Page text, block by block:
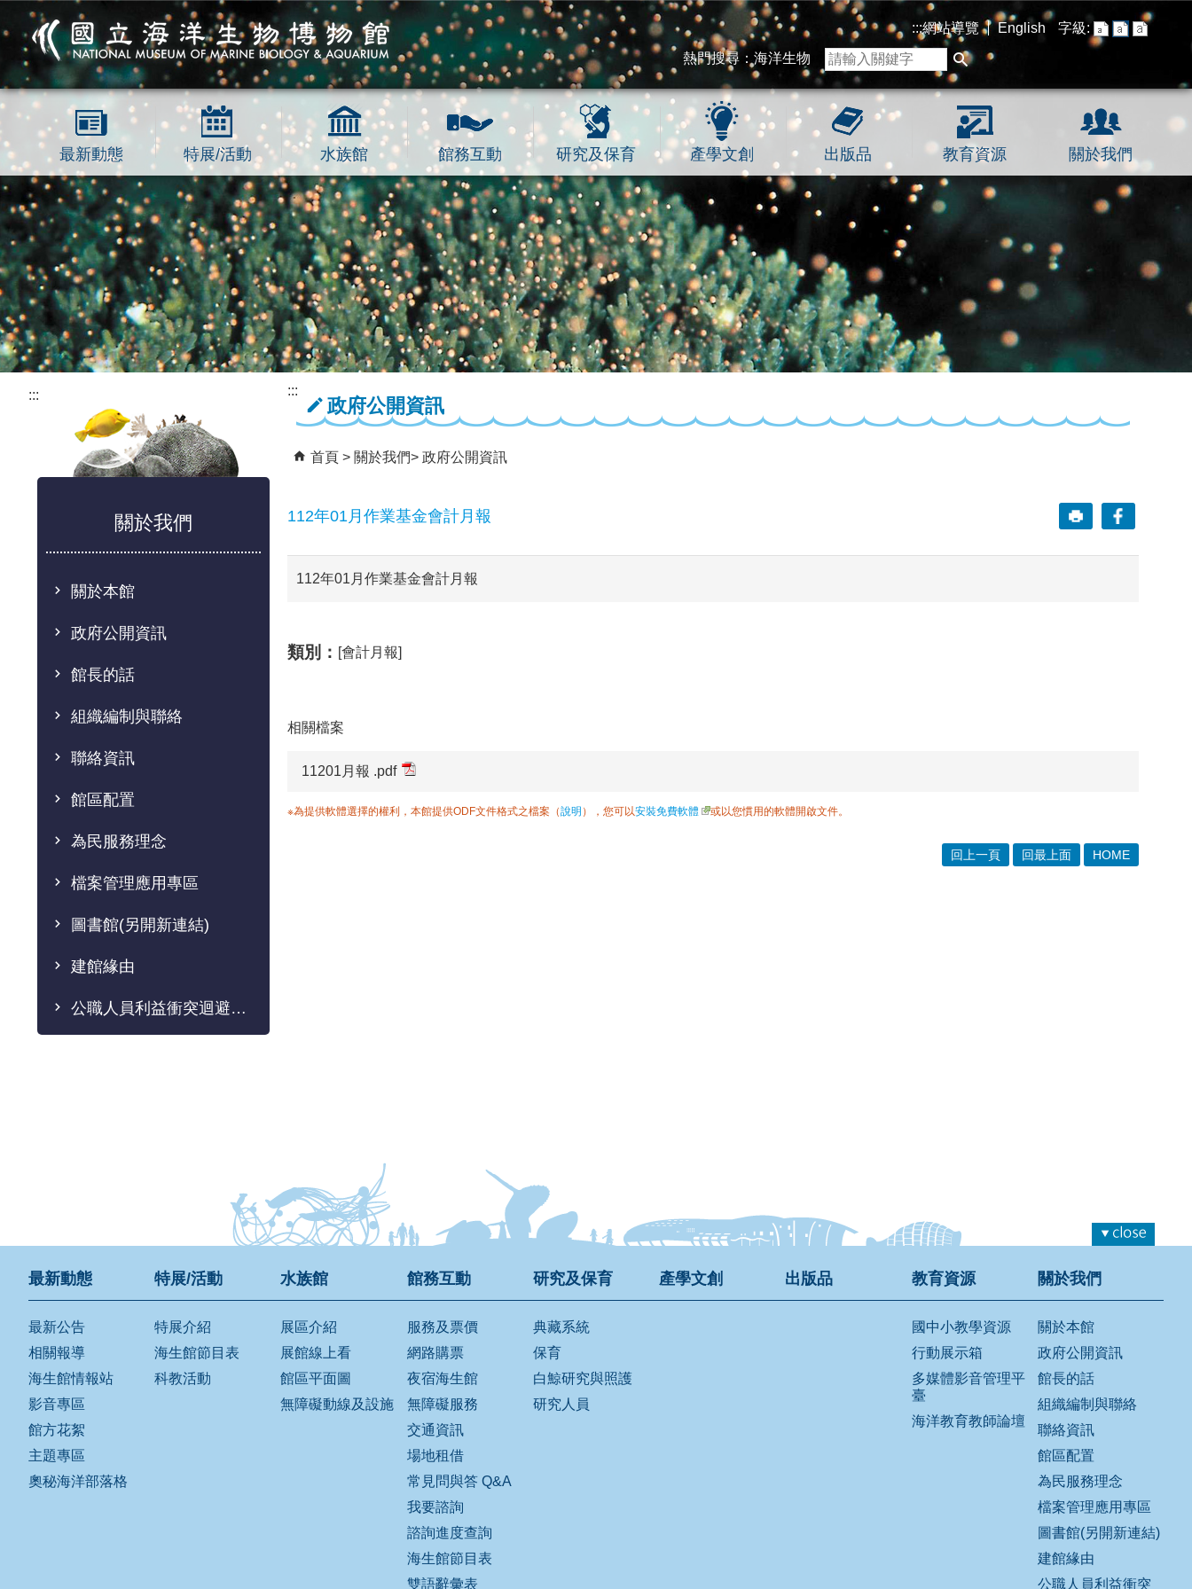
跳到主要內容區塊 :::網站導覽 English
字級:
熱門搜尋： 海洋生物
最新動態 特展/活動 水族館 館務互動 研究及保育 產學文創 出版品 教育資源 關於我們
:::
關於我們
關於本館
政府公開資訊
館長的話
組織編制與聯絡
聯絡資訊
館區配置
為民服務理念
檔案管理應用專區
圖書館(另開新連結)
建館緣由
公職人員利益衝突迴避法專區
:::
政府公開資訊
首頁 關於我們 政府公開資訊
112年01月作業基金會計月報
112年01月作業基金會計月報
類別： [會計月報]
相關檔案
11201月報 .pdf
※為提供軟體選擇的權利，本館提供ODF文件格式之檔案（說明 ），您可以安裝免費軟體 或以您慣用的軟體開啟文件。
回上一頁 回最上面 HOME
最新動態
最新公告
相關報導
海生館情報站
影音專區
館方花絮
主題專區
奧秘海洋部落格
特展/活動
特展介紹
海生館節目表
科教活動
水族館
展區介紹
展館線上看
館區平面圖
無障礙動線及設施
館務互動
服務及票價
網路購票
夜宿海生館
無障礙服務
交通資訊
場地租借
常見問與答 Q&A
我要諮詢
諮詢進度查詢
海生館節目表
雙語辭彙表
研究及保育
典藏系統
保育
白鯨研究與照護
研究人員
產學文創 出版品 教育資源
國中小教學資源
行動展示箱
多媒體影音管理平
臺
海洋教育教師論壇
關於我們
關於本館
政府公開資訊
館長的話
組織編制與聯絡
聯絡資訊
館區配置
為民服務理念
檔案管理應用專區
圖書館(另開新連結)
建館緣由
公職人員利益衝突